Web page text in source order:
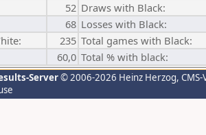
52 Draws with Black:
68 Losses with Black:
235 Total games with Black:
60,0 Total % with black:
Server© 2006-2026 Heinz Herzog,